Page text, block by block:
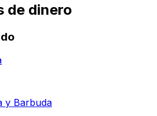
de dinero
y Barbuda